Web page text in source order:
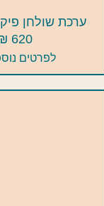
ערכת שולחן
620 ₪
לפרטים